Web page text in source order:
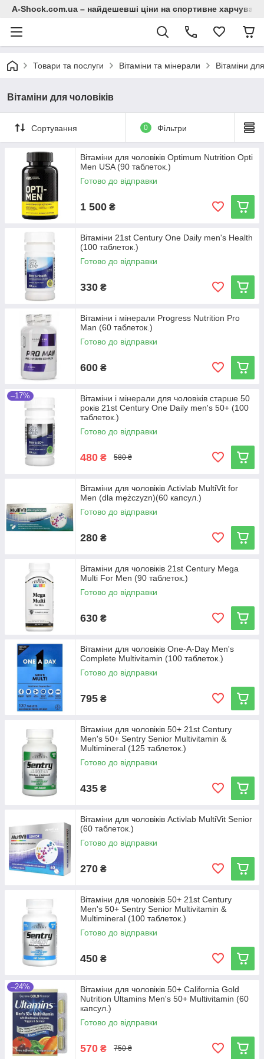
A-Shock.com.ua – найдешевші ціни на спортивне
Товари та послуги Вітаміни та мінерали Вітаміни
Вітаміни для чоловіків
Сортування 0 Фільтри
Вітаміни для чоловіків Optimum Nutrition Opti
Men USA (90 таблеток.)
Готово до відправки
1 500 ₴
Вітаміни 21st Century One Daily men's Health
(100 таблеток.)
Готово до відправки
330 ₴
Вітаміни і мінерали Progress Nutrition Pro
Man (60 таблеток.)
Готово до відправки
600 ₴
–17%
Вітаміни і мінерали для чоловіків старше 50
років 21st Century One Daily men's 50+ (100
таблеток.)
Готово до відправки
480 ₴ 580 ₴
Вітаміни для чоловіків Activlab MultiVit for
Men (dla mężczyzn)(60 капсул.)
Готово до відправки
280 ₴
Вітаміни для чоловіків 21st Century Mega
Multi For Men (90 таблеток.)
Готово до відправки
630 ₴
Вітаміни для чоловіків One-A-Day Men's
Complete Multivitamin (100 таблеток.)
Готово до відправки
795 ₴
Вітаміни для чоловіків 50+ 21st Century
Men's 50+ Sentry Senior Multivitamin &
Multimineral (125 таблеток.)
Готово до відправки
435 ₴
Вітаміни для чоловіків Activlab MultiVit Senior
(60 таблеток.)
Готово до відправки
270 ₴
Вітаміни для чоловіків 50+ 21st Century
Men's 50+ Sentry Senior Multivitamin &
Multimineral (100 таблеток.)
Готово до відправки
450 ₴
–24%
Вітаміни для чоловіків 50+ California Gold
Nutrition Ultamins Men's 50+ Multivitamin (60
капсул.)
Готово до відправки
570 ₴ 750 ₴